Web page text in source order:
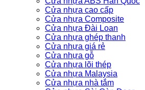
Cửa nhựa cao cấp
Cửa nhựa Composite
Cửa nhựa Đài Loan
Cửa nhựa ghép thanh
Cửa nhựa giá rẻ
Cửa nhựa gỗ
Cửa nhựa lõi thép
Cửa nhựa Malaysia
Cửa nhựa nhà tắm